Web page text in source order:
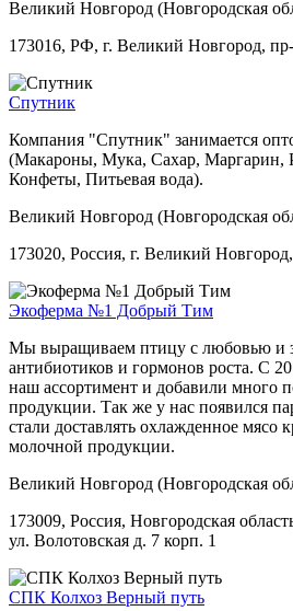
Великий Новгород (Новгородская
173016, РФ, г. Великий Новгород,
Спутник
Компания "Спутник" занимается
(Макароны, Мука, Сахар, Маргарин,
Конфеты, Питьевая вода).
Великий Новгород (Новгородская
173020, Россия, г. Великий
Экоферма №1 Добрый Тим
Мы выращиваем птицу с любовью и
антибиотиков и гормонов роста. С
наш ассортимент и добавили много
продукции. Так же у нас появился
стали доставлять охлажденное мясо
молочной продукции.
Великий Новгород (Новгородская
173009, Россия, Новгородская
ул. Волотовская д. 7 корп. 1
СПК Колхоз Верный путь